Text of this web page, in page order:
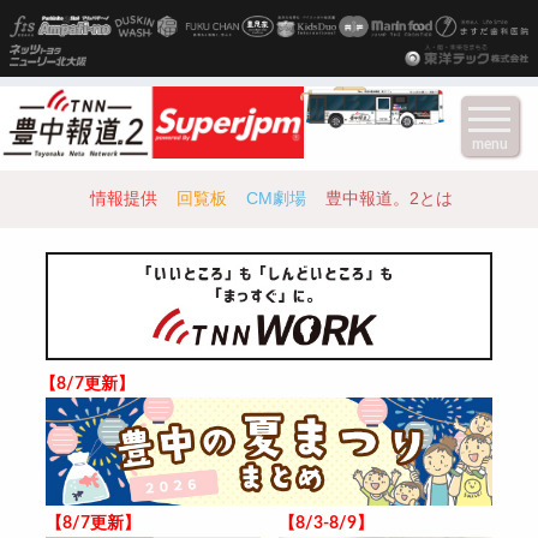
情報提供 回覧板 CM劇場 豊中報道。2とは
【8/7更新】
【8/7更新】 【8/3-8/9】
menu